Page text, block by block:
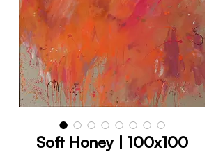
Soft Honey | 100x100